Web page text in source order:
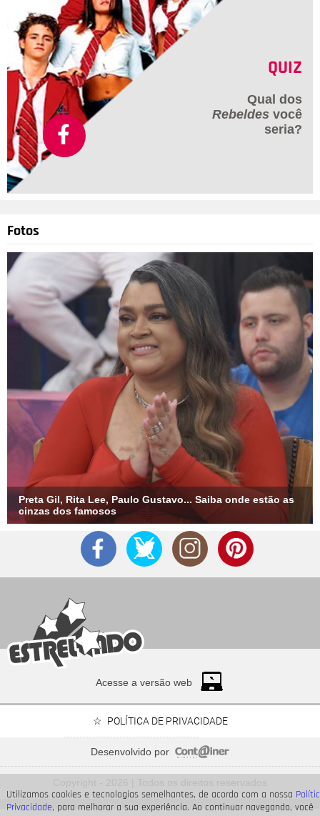
Utilizamos cookies e tecnologias semelhantes, de acordo com a nossa
Privacidade, para melhorar a sua experiência. Ao continuar navegando, você
QUIZ
Qual dos
Rebeldes você
seria?
Fotos
Preta Gil, Rita Lee, Paulo Gustavo... Saiba onde estão as
cinzas dos famosos
Acesse a versão web
POLÍTICA DE PRIVACIDADE
Desenvolvido por